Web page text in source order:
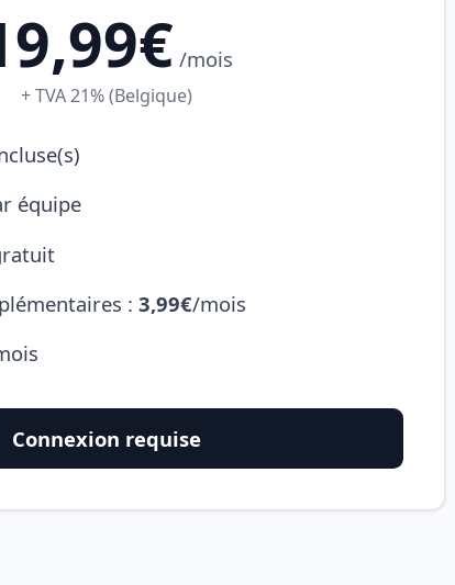
/mois
+ TVA 21% (Belgique)
équipe
:3,99€/mois
Connexion requise